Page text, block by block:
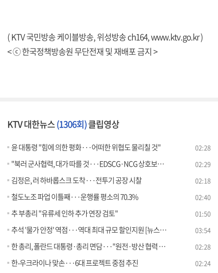
( KTV 국민방송 케이블방송, 위성방송 ch164,www.ktv.go.kr)
< ⓒ 한국정책방송원 무단전재 및 재배포 금지 >
KTV 대한뉴스(1306회)클립영상
윤 대통령 "힘에 의한 평화···어떠한 위협도 물리칠 것" 02:28
"북러 군사협력, 대가 따를 것···EDSCG·NCG 상호보완 운용" 02:29
김정은, 러 하바롭스크 도착···전투기 공장 시찰 02:18
철도노조 파업 이틀째···운행률 평소의 70.3% 02:40
추 부총리 "유류세 인하 추가 연장 검토" 01:50
추석 '물가 안정' 역점···역대 최대 규모 할인지원 [뉴스의 맥] 03:54
한 총리, 폴란드 대통령·총리 면담···"원전·방산 협력 강화" 02:28
한-우크라이나 맞손···6대 프로젝트 중점 추진 02:24